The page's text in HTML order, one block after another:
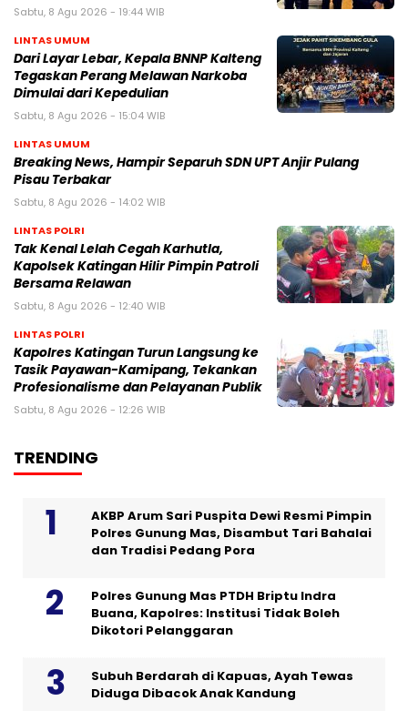
Sabtu, 8 Agu 2026 - 19:44 WIB
LINTAS UMUM
Dari Layar Lebar, Kepala BNNP Kalteng
Tegaskan Perang Melawan Narkoba
Dimulai dari Kepedulian
Sabtu, 8 Agu 2026 - 15:04 WIB
LINTAS UMUM
Breaking News, Hampir Separuh SDN UPT Anjir Pulang
Pisau Terbakar
Sabtu, 8 Agu 2026 - 14:02 WIB
LINTAS POLRI
Tak Kenal Lelah Cegah Karhutla,
Kapolsek Katingan Hilir Pimpin Patroli
Bersama Relawan
Sabtu, 8 Agu 2026 - 12:40 WIB
LINTAS POLRI
Kapolres Katingan Turun Langsung ke
Tasik Payawan-Kamipang, Tekankan
Profesionalisme dan Pelayanan Publik
Sabtu, 8 Agu 2026 - 12:26 WIB
TRENDING
AKBP Arum Sari Puspita Dewi Resmi Pimpin
Polres Gunung Mas, Disambut Tari Bahalai
dan Tradisi Pedang Pora
Polres Gunung Mas PTDH Briptu Indra
Buana, Kapolres: Institusi Tidak Boleh
Dikotori Pelanggaran
Subuh Berdarah di Kapuas, Ayah Tewas
Diduga Dibacok Anak Kandung